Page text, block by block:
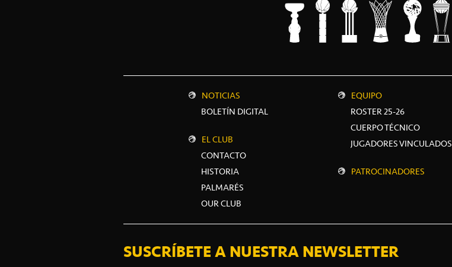
NOTICIAS
BOLETÍN DIGITAL
EL CLUB
CONTACTO
HISTORIA
PALMARÉS
OUR CLUB
EQUIPO
ROSTER 25-26
CUERPO TÉCNICO
JUGADORES VINCULADOS
PATROCINADORES
SUSCRÍBETE A NUESTRA NEWSLETTER